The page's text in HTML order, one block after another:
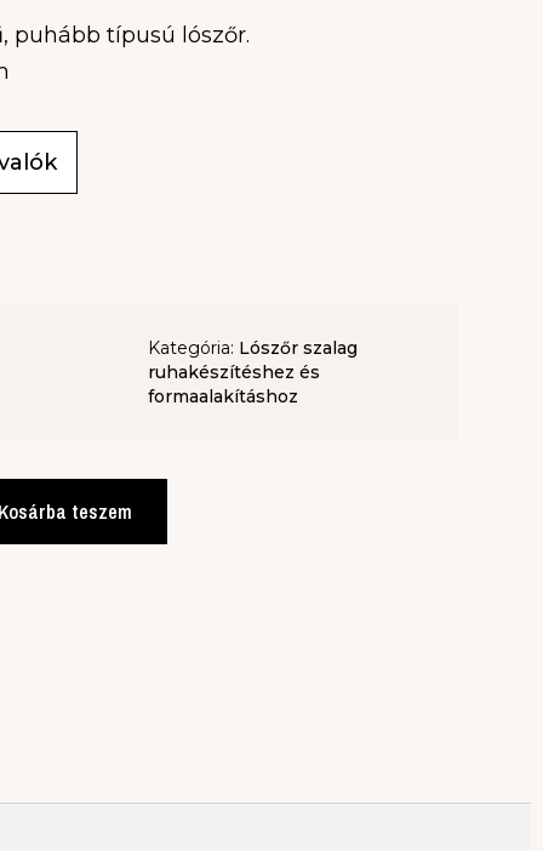
puhább típusú lószőr.
Kategória: Lószőr szalag
ruhakészítéshez és
formaalakításhoz
teszem